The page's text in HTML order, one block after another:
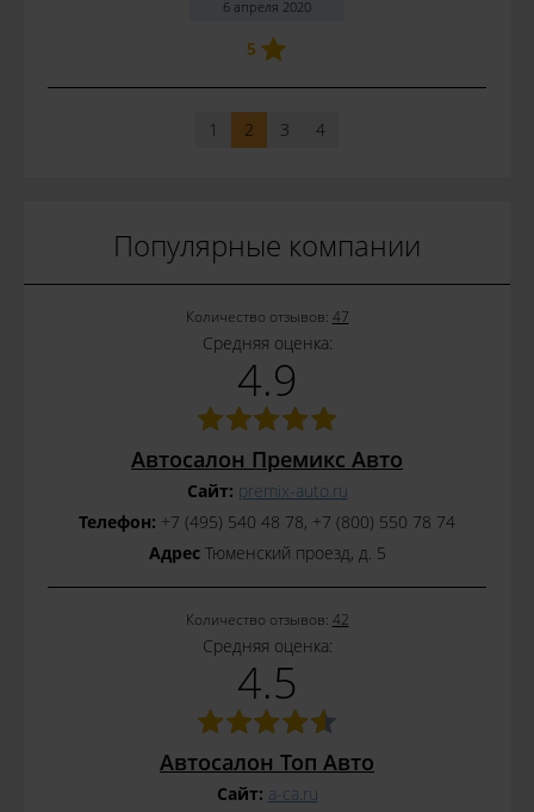
6 апреля 2020
5
1 2 3 4
Популярные компании
Количество отзывов: 47
Средняя оценка:
4.9
Автосалон Премикс Авто
Сайт: premix-auto.ru
Телефон: +7 (495) 540 48 78, +7 (800) 550 78 74
АдресТюменский проезд, д. 5
Количество отзывов: 42
Средняя оценка:
4.5
Автосалон Топ Авто
Сайт: a-ca.ru